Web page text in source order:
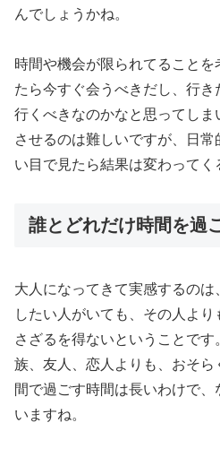
んでしょうかね。
時間や機会が限られてること
たら今すぐ会うべきだし、行
行くべきなのかなと思ってし
させるのは難しいですが、日
い目で見たら結果は変わってく
誰とどれだけ時間を過
大人になってきて実感するの
したい人がいても、その人よ
さざるを得ないということで
族、友人、恋人よりも、おそ
間で過ごす時間は長いわけで、
いますね。